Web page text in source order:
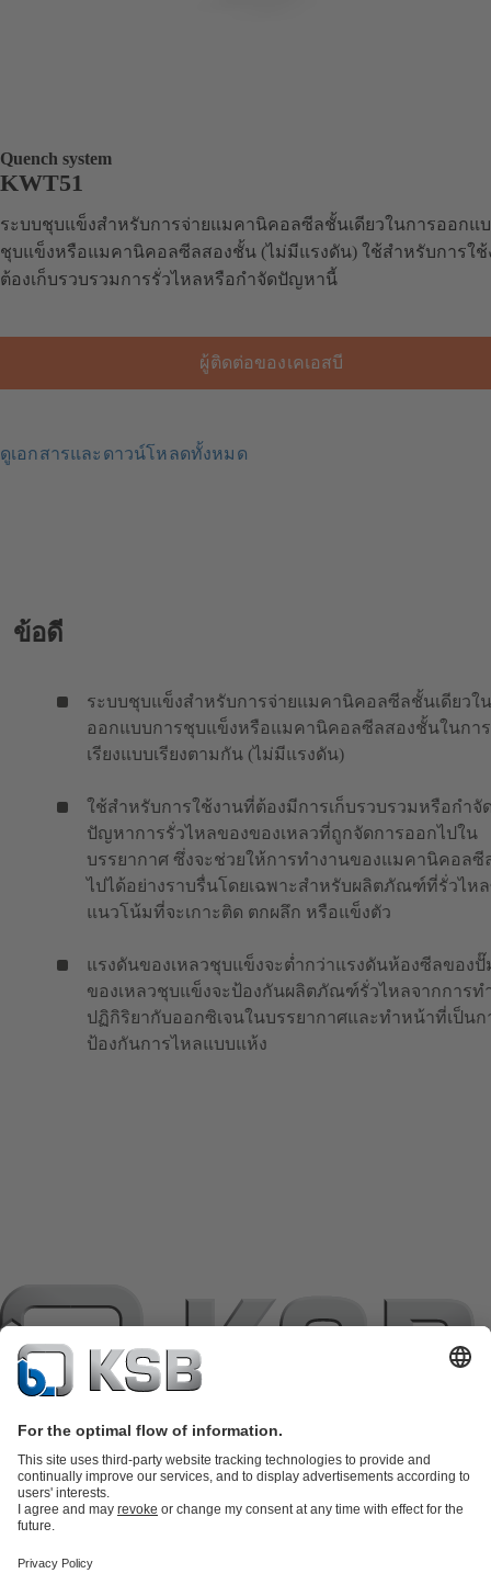
Quench system
KWT51
ระบบชุบแข็งสำหรับการจ่ายแมคานิคอลซีลชั้นเดียวในการออกแ
ชุบแข็งหรือแมคานิคอลซีลสองชั้น (ไม่มีแรงดัน) ใช้สำหรับการใ
ต้องเก็บรวบรวมการรั่วไหลหรือกำจัดปัญหานี้
ผู้ติดต่อของเคเอสบี
ดูเอกสารและดาวน์โหลดทั้งหมด
ข้อดี
ระบบชุบแข็งสำหรับการจ่ายแมคานิคอลซีลชั้นเดียวใ
ออกแบบการชุบแข็งหรือแมคานิคอลซีลสองชั้นในกา
เรียงแบบเรียงตามกัน (ไม่มีแรงดัน)
ใช้สำหรับการใช้งานที่ต้องมีการเก็บรวบรวมหรือกำจั
ปัญหาการรั่วไหลของของเหลวที่ถูกจัดการออกไปใน
บรรยากาศ ซึ่งจะช่วยให้การทำงานของแมคานิคอลซี
ไปได้อย่างราบรื่นโดยเฉพาะสำหรับผลิตภัณฑ์ที่รั่วไห
แนวโน้มที่จะเกาะติด ตกผลึก หรือแข็งตัว
แรงดันของเหลวชุบแข็งจะต่ำกว่าแรงดันห้องซีลของปั๊
ของเหลวชุบแข็งจะป้องกันผลิตภัณฑ์รั่วไหลจากการท
ปฏิกิริยากับออกซิเจนในบรรยากาศและทำหน้าที่เป็นก
ป้องกันการไหลแบบแห้ง
แค็ตตาล็อกผลิตภัณฑ์อะไหล่บริการด้านเทคนิคตะกร้าสินค้า
เทคโนโลยีสำหรับงานน้ำเสีย